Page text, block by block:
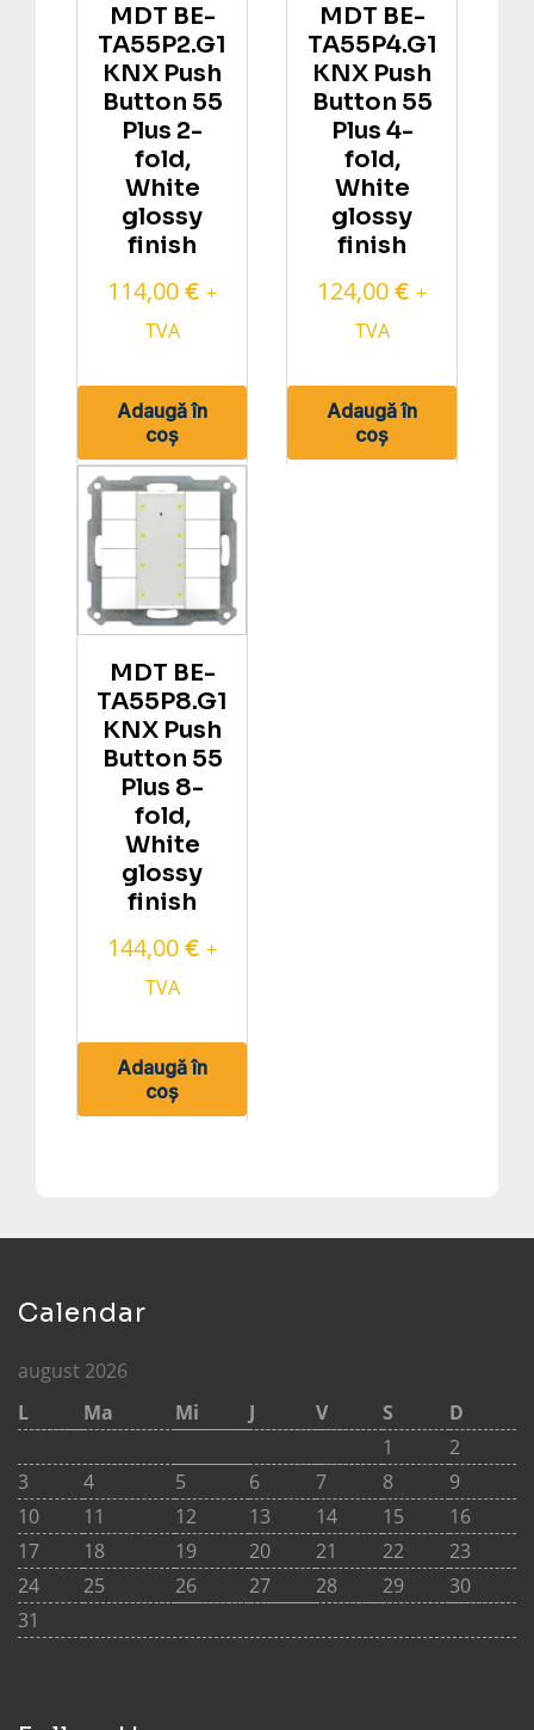
MDT BE-
TA55P2.G1
KNX Push
Button 55
Plus 2-
fold,
White
glossy
finish
114,00 € +
TVA
Adaugă în
coș
MDT BE-
TA55P4.G1
KNX Push
Button 55
Plus 4-
fold,
White
glossy
finish
124,00 € +
TVA
Adaugă în
coș
MDT BE-
TA55P8.G1
KNX Push
Button 55
Plus 8-
fold,
White
glossy
finish
144,00 € +
TVA
Adaugă în
coș
Calendar
august 2026
L
Ma Mi J V S
D
1
2
3
4 5 6 7 8
9
10
11 12 13 14 15
16
17
18 19 20 21 22
23
24
25 26 27 28 29
30
31